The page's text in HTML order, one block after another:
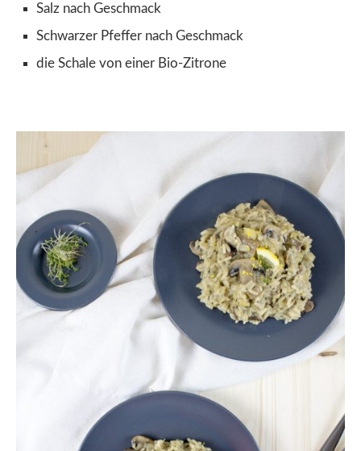
Salz nach Geschmack
Schwarzer Pfeffer nach Geschmack
die Schale von einer Bio-Zitrone